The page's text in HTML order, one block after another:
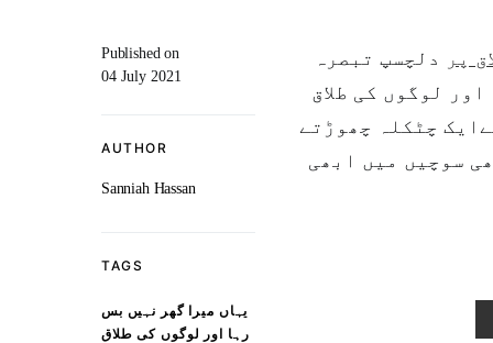
Published on
04 July 2021
AUTHOR
Sanniah Hassan
TAGS
یہاں میرا گھر نہیں بس
رہا اور لوگوں کی طلاق
پر
دلچسپ تبصرہ
لوگوں کی طلاق
چٹکلہ چھوڑتے
سوچیں میں ابھی